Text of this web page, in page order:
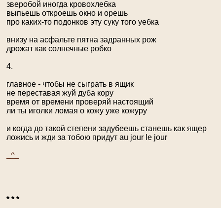
зверобой иногда кровохлебка
выпьешь откроешь окно и орешь
про каких-то подонков эту суку того уебка
внизу на асфальте пятна задранных рож
дрожат как солнечные робко
4.
главное - чтобы не сыграть в ящик
не переставая жуй дуба кору
время от времени проверяй настоящий
ли ты иголки ломая о кожу уже кожуру
и когда до такой степени задубеешь станешь как ящер
ложись и жди за тобою придут au jour le jour
_^_
* * *